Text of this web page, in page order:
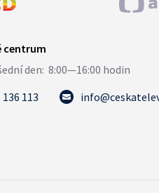
136 113